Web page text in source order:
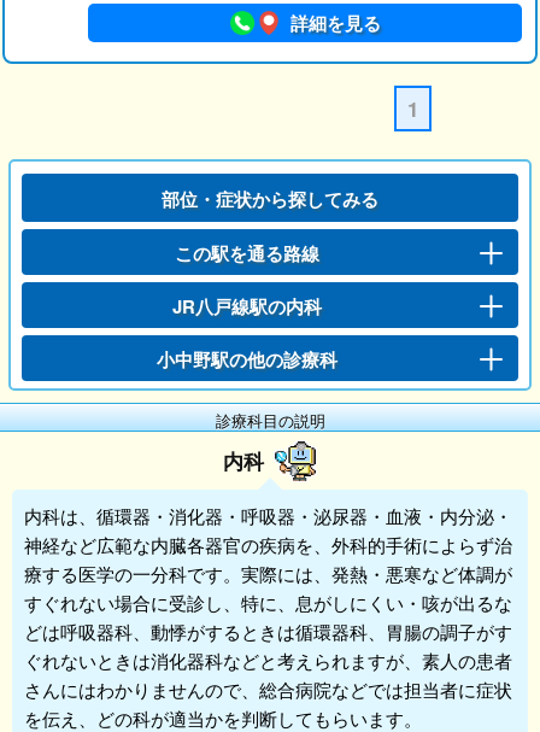
詳細を見る
1
部位・症状から探してみる
この駅を通る路線
JR八戸線駅の内科
小中野駅の他の診療科
診療科目の説明
内科
内科は、循環器・消化器・呼吸器・泌尿器・血液・内分泌・
神経など広範な内臓各器官の疾病を、外科的手術によらず治
療する医学の一分科です。実際には、発熱・悪寒など体調が
すぐれない場合に受診し、特に、息がしにくい・咳が出るな
どは呼吸器科、動悸がするときは循環器科、胃腸の調子がす
ぐれないときは消化器科などと考えられますが、素人の患者
さんにはわかりませんので、総合病院などでは担当者に症状
を伝え、どの科が適当かを判断してもらいます。